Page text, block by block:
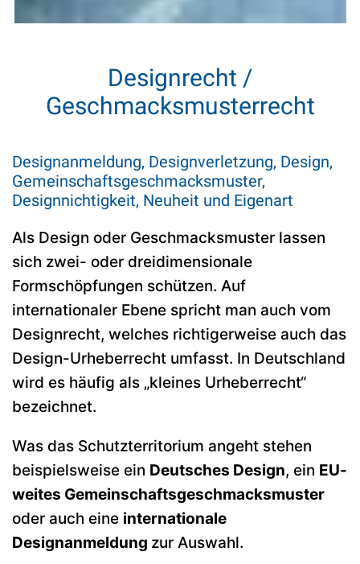
Designrecht /
Geschmacksmusterrecht
Designanmeldung, Designverletzung, Design,
Gemeinschaftsgeschmacksmuster,
Designnichtigkeit, Neuheit und Eigenart
Als Design oder Geschmacksmuster lassen
sich zwei- oder dreidimensionale
Formschöpfungen schützen. Auf
internationaler Ebene spricht man auch vom
Designrecht, welches richtigerweise auch das
Design-Urheberrecht umfasst. In Deutschland
wird es häufig als „kleines Urheberrecht“
bezeichnet.
Was das Schutzterritorium angeht stehen
beispielsweise ein Deutsches Design, ein EU-
weites Gemeinschaftsgeschmacksmuster
oder auch eine internationale
Designanmeldung zur Auswahl.